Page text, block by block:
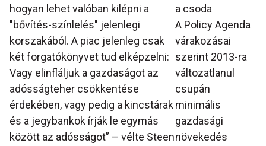
a csoda
A Policy Agenda
várakozásai
szerint 2013-ra
változatlanul
csupán
minimális
gazdasági
növekedés
hogyan lehet valóban kilépni a
"bővítés-színlelés" jelenlegi
korszakából. A piac jelenleg csak
két forgatókönyvet tud elképzelni:
Vagy elinfláljuk a gazdaságot az
adósságteher csökkentése
érdekében, vagy pedig a kincstárak
és a jegybankok írják le egymás
között az adósságot” – vélte Steen